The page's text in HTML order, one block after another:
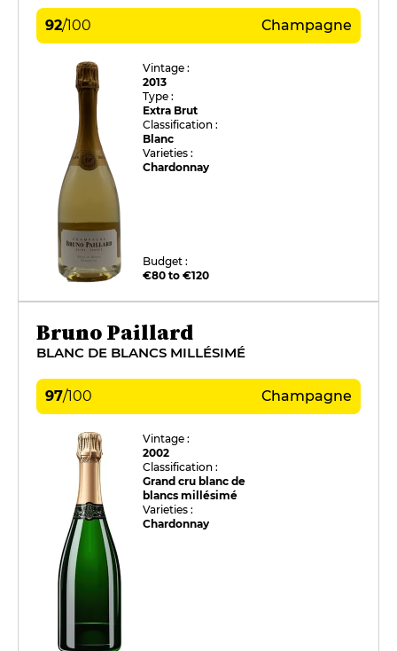
92/100 Champagne
Vintage :
2013
Type :
Extra Brut
Classification :
Blanc
Varieties :
Chardonnay
Budget :
€80 to €120
Bruno Paillard
BLANC DE BLANCS MILLÉSIMÉ
97/100 Champagne
Vintage :
2002
Classification :
Grand cru blanc de
blancs millésimé
Varieties :
Chardonnay